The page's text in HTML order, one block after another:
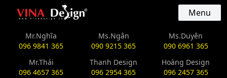
vinadesign.vn Menu
Mr.Nghĩa
096 9841 365
Ms.Ngân
090 9215 365
Ms.Duyên
090 6961 365
Mr.Thái
096 4657 365
Thanh Design
096 2954 365
Hoàng Design
096 2457 365